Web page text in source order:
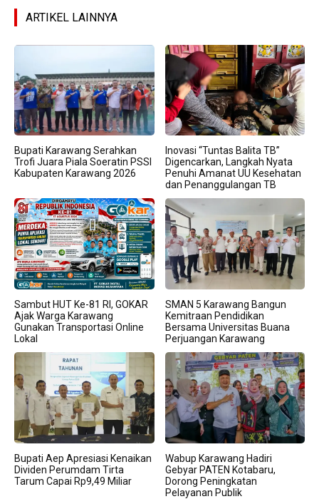
ARTIKEL LAINNYA
Bupati Karawang Serahkan
Trofi Juara Piala Soeratin PSSI
Kabupaten Karawang 2026
Inovasi “Tuntas Balita TB”
Digencarkan, Langkah Nyata
Penuhi Amanat UU Kesehatan
dan Penanggulangan TB
Sambut HUT Ke-81 RI, GOKAR
Ajak Warga Karawang
Gunakan Transportasi Online
Lokal
SMAN 5 Karawang Bangun
Kemitraan Pendidikan
Bersama Universitas Buana
Perjuangan Karawang
Bupati Aep Apresiasi Kenaikan
Dividen Perumdam Tirta
Tarum Capai Rp9,49 Miliar
Wabup Karawang Hadiri
Gebyar PATEN Kotabaru,
Dorong Peningkatan
Pelayanan Publik